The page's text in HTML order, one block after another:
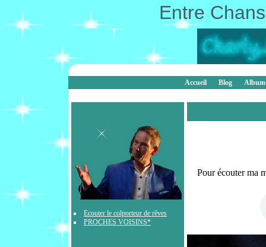
Entre
Accueil Blog
Ecouter le colporteur de rêves
PROCHES VOISINS*
Pour écouter ma